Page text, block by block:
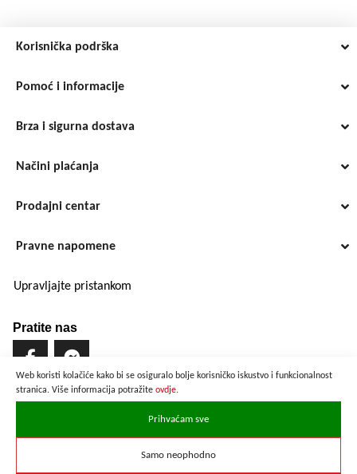
Web koristi kolačiće kako bi se osiguralo bolje korisničko iskustvo i funkcionalnost
stranica. Više informacija potražite ovdje.
Prihvaćam sve
Samo neophodno
Korisnička podrška
Pomoć i informacije
Brza i sigurna dostava
Načini plaćanja
Prodajni centar
Pravne napomene
Upravljajte pristankom
Pratite nas
Brzo i sigurno plaćanje
Prikazane cijene su preračunate po službenom tečaju u iznosu od